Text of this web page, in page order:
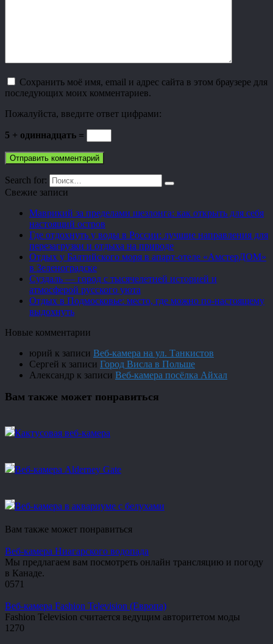
Сохранить моё имя, email и адрес сайта в этом браузере для
последующих моих комментариев.
Пожалуйста, введите ответ цифрами:
5 + одиннадцать =
Search for:
Свежие записи
Маврикий за пределами шезлонга: как открыть для себя
настоящий остров
Где отдохнуть у воды в России: лучшие направления для
перезагрузки и отдыха на природе
Отдых у Балтийского моря в апарт-отеле «АмстерДОМ»
в Зеленоградске
Суздаль — город с тысячелетней историей и
атмосферой русского уюта
Отдых в Подмосковье: место, где можно по-настоящему
выдохнуть
Новые комментарии
юрий к записи Веб-камера на ул. Танкистов
Сергей к записи Город Висла в Польше
Александр к записи Веб-камера посёлка Айхал
Вам также может понравиться
Кактусовая веб-камера
Веб-камера Alderney Gate
Веб-камера в аквариуме с белухами
Вам также может понравиться
Веб-камера Ниагарского водопада
Мы предлагаем вам посмотреть онлайн трансляцию и погоду
в Канаде.
0571
Веб-камера Fashion Television (Европа)
Fashion Television считается ведущим авторитетом моды
1 270